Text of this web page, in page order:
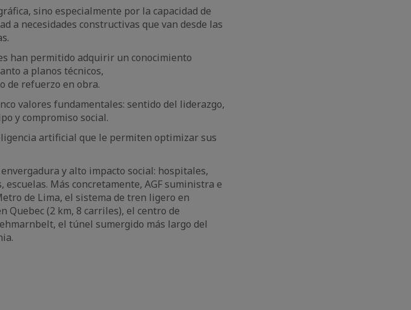
sino especialmente por la capacidad de
a necesidades constructivas que van desde las
han permitido adquirir un conocimiento
a planos técnicos,
de refuerzo en obra.
valores fundamentales: sentido del liderazgo,
y compromiso social.
artificial que le permiten optimizar sus
y alto impacto social: hospitales,
Más concretamente, AGF suministra e
de Lima, el sistema de tren ligero en
(2 km, 8 carriles), el centro de
el túnel sumergido más largo del